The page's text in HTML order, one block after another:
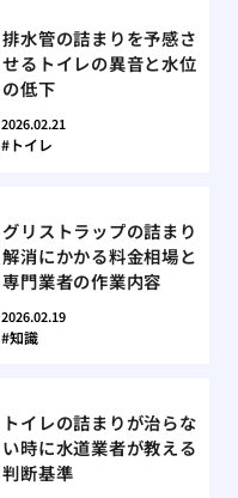
排水管の詰まりを予感さ
せるトイレの異音と水位
の低下
2026.02.21
トイレ
グリストラップの詰まり
解消にかかる料金相場と
専門業者の作業内容
2026.02.19
知識
トイレの詰まりが治らな
い時に水道業者が教える
判断基準